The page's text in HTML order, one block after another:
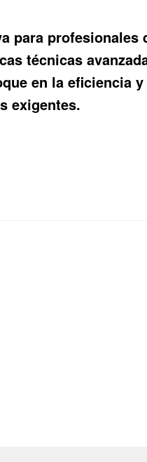
para
técnicas
en la eficiencia
exigentes.